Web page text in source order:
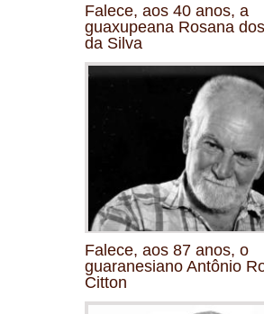
Falece, aos 40 anos, a
guaxupeana Rosana
da Silva
Falece, aos 87 anos, o
guaranesiano Antônio
Citton